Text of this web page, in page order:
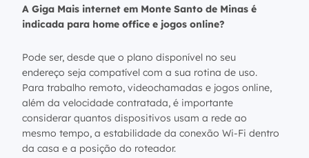
A Giga Mais internet em Monte Santo de Minas é
indicada para home office e jogos online?
Pode ser, desde que o plano disponível no seu
endereço seja compatível com a sua rotina de uso.
Para trabalho remoto, videochamadas e jogos online,
além da velocidade contratada, é importante
considerar quantos dispositivos usam a rede ao
mesmo tempo, a estabilidade da conexão Wi-Fi dentro
da casa e a posição do roteador.